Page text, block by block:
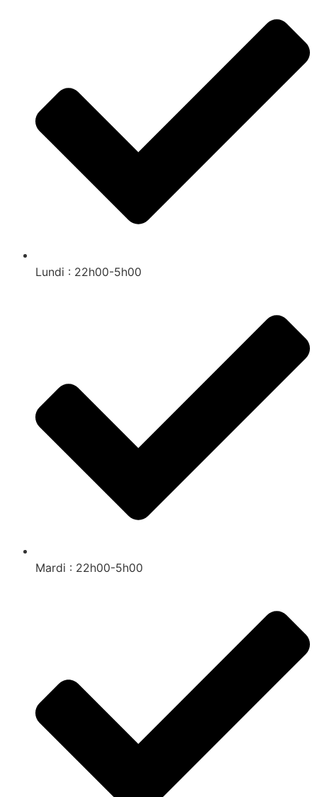
Lundi : 22h00-5h00
Mardi : 22h00-5h00